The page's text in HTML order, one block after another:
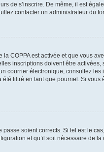
de s’inscrire. De même, il est
contacter un administrateur du
COPPA est activée et que vous
inscriptions doivent être
électronique, consultez
filtré en tant que pourriel. Si
soient corrects. Si tel est le
et qu’il soit nécessaire de la